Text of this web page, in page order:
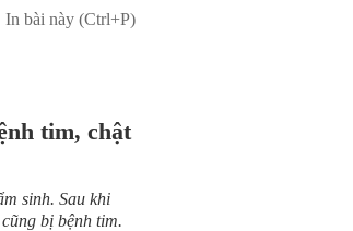
In bài này (Ctrl+P)
tim, chật
sinh. Sau khi
bị bệnh tim.